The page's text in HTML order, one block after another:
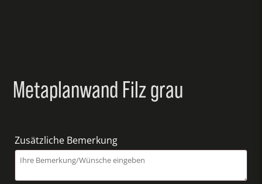
Metaplanwand Filz grau
Zusätzliche Bemerkung